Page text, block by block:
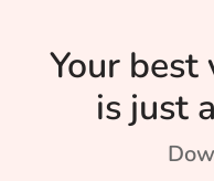
Your best
is just